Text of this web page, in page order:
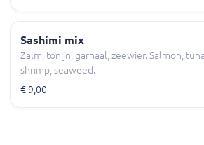
Sashimi mix
Zalm, tonijn, garnaal, zeewier. Salmon,
shrimp, seaweed.
€ 9,00